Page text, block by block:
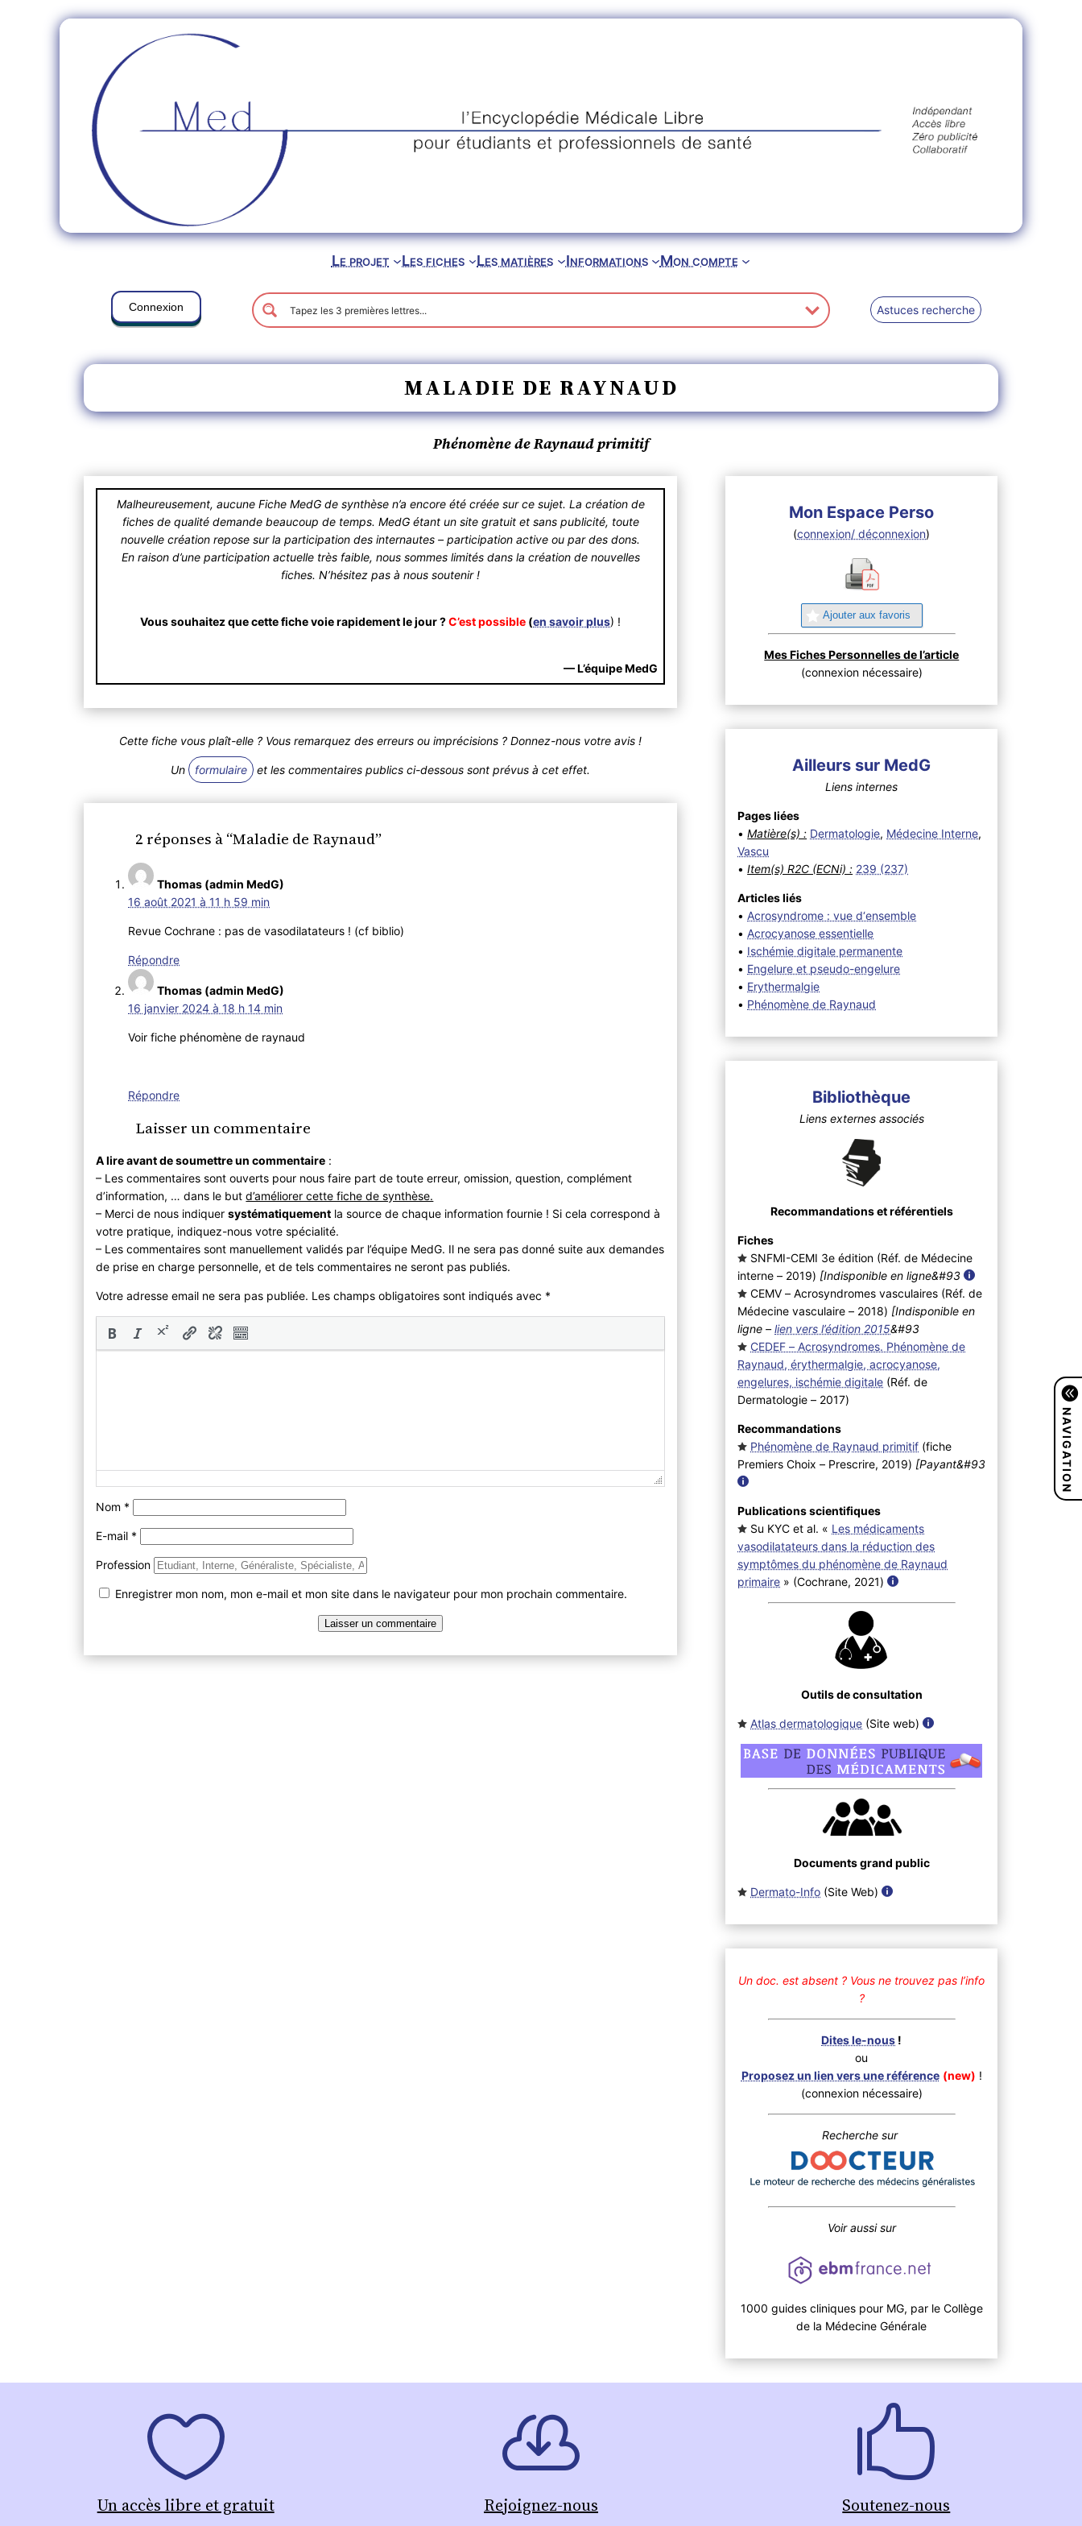
Le projet Les fiches Les matières Informations Mon compte
Connexion Astuces recherche
MALADIE DE RAYNAUD
Phénomène de Raynaud primitif
Malheureusement, aucune Fiche MedG de synthèse n’a encore été créée sur ce sujet. La création de
fiches de qualité demande beaucoup de temps. MedG étant un site gratuit et sans publicité, toute
nouvelle création repose sur la participation des internautes – participation active ou par des dons.
En raison d’une participation actuelle très faible, nous sommes limités dans la création de nouvelles
fiches. N’hésitez pas à nous soutenir !
Vous souhaitez que cette fiche voie rapidement le jour ?C’est possible (en savoir plus) !
— L’équipe MedG
Cette fiche vous plaît-elle ? Vous remarquez des erreurs ou imprécisions ? Donnez-nous votre avis !
Un formulaire et les commentaires publics ci-dessous sont prévus à cet effet.
2 réponses à “Maladie de Raynaud”
Thomas (admin MedG)
16 août 2021 à 11 h 59 min
Revue Cochrane : pas de vasodilatateurs ! (cf biblio)
Répondre
Thomas (admin MedG)
16 janvier 2024 à 18 h 14 min
Voir fiche phénomène de raynaud
Répondre
Laisser un commentaire
A lire avant de soumettre un commentaire :
– Les commentaires sont ouverts pour nous faire part de toute erreur, omission, question, complément
d’information, … dans le butd’améliorer cette fiche de synthèse.
– Merci de nous indiquersystématiquement la source de chaque information fournie ! Si cela correspond à
votre pratique, indiquez-nous votre spécialité.
– Les commentaires sont manuellement validés par l’équipe MedG. Il ne sera pas donné suite aux demandes
de prise en charge personnelle, et de tels commentaires ne seront pas publiés.
Votre adresse email ne sera pas publiée. Les champs obligatoires sont indiqués avec *
Nom *
E-mail *
Profession
Enregistrer mon nom, mon e-mail et mon site dans le navigateur pour mon prochain commentaire.
Mon Espace Perso
(connexion/ déconnexion)
Ajouter aux favoris
Mes Fiches Personnelles de l’article
(connexion nécessaire)
Ailleurs sur MedG
Liens internes
Pages liées
•Matière(s) : Dermatologie, Médecine Interne,
Vascu
•Item(s) R2C (ECNi) : 239 (237)
Articles liés
•Acrosyndrome : vue d‘ensemble
•Acrocyanose essentielle
• Ischémie digitale permanente
• Engelure et pseudo-engelure
• Erythermalgie
• Phénomène de Raynaud
Bibliothèque
Liens externes associés
Recommandations et référentiels
Fiches
SNFMI-CEMI 3e édition (Réf. de Médecine
interne – 2019) [Indisponible en ligne&#93
CEMV – Acrosyndromes vasculaires (Réf. de
Médecine vasculaire – 2018) [Indisponible en
ligne –lien vers l’édition 2015&#93
CEDEF – Acrosyndromes. Phénomène de
Raynaud, érythermalgie, acrocyanose,
engelures, ischémie digitale (Réf. de
Dermatologie – 2017)
Recommandations
Phénomène de Raynaud primitif (fiche
Premiers Choix – Prescrire, 2019) [Payant&#93
Publications scientifiques
Su KYC et al. « Les médicaments
vasodilatateurs dans la réduction des
symptômes du phénomène de Raynaud
primaire » (Cochrane, 2021)
Outils de consultation
Atlas dermatologique (Site web)
Documents grand public
Dermato-Info (Site Web)
Un doc. est absent ? Vous ne trouvez pas l’info
?
Dites le-nous !
ou
Proposez un lien vers une référence (new) !
(connexion nécessaire)
Recherche sur
Voir aussi sur
1000 guides cliniques pour MG, par le Collège
de la Médecine Générale
NAVIGATION
Un accès libre et gratuit Rejoignez-nous Soutenez-nous